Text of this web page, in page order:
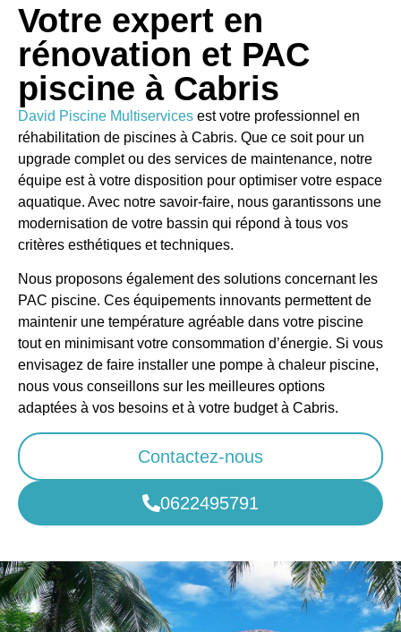
Votre expert en
rénovation et PAC
piscine à Cabris
David Piscine Multiservices est votre professionnel en
réhabilitation de piscines à Cabris. Que ce soit pour un
upgrade complet ou des services de maintenance, notre
équipe est à votre disposition pour optimiser votre espace
aquatique. Avec notre savoir-faire, nous garantissons une
modernisation de votre bassin qui répond à tous vos
critères esthétiques et techniques.
Nous proposons également des solutions concernant les
PAC piscine. Ces équipements innovants permettent de
maintenir une température agréable dans votre piscine
tout en minimisant votre consommation d’énergie. Si vous
envisagez de faire installer une pompe à chaleur piscine,
nous vous conseillons sur les meilleures options
adaptées à vos besoins et à votre budget à Cabris.
Contactez-nous
0622495791